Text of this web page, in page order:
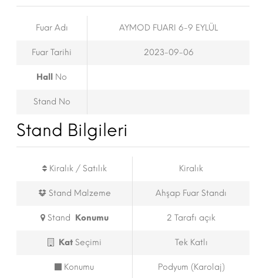
Fuar Adı AYMOD FUARI 6-9 EYLÜL
Fuar Tarihi 2023-09-06
Hall No
Stand No
Stand Bilgileri
Kiralık / Satılık Kiralık
Stand Malzeme Ahşap Fuar Standı
Stand Konumu 2 Tarafı açık
KatSeçimi Tek Katlı
Konumu Podyum (Karolaj)